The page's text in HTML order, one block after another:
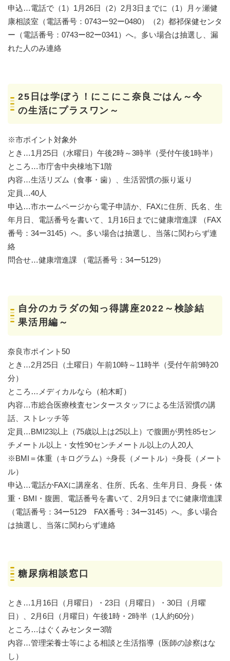
申込…電話で（1）1月26日（2）2月3日までに（1）月ヶ瀬健
康相談室（電話番号：0743ー92ー0480）（2）都祁保健センタ
ー（電話番号：0743ー82ー0341）へ。多い場合は抽選し、漏
れた人のみ連絡
25日は学ぼう！にこにこ奈良ごはん～今
の生活にプラスワン～
※市ポイント対象外
とき…1月25日（水曜日）午後2時～3時半（受付午後1時半）
ところ…市庁舎中央棟地下1階
内容…生活リズム（食事・歯）、生活習慣の振り返り
定員…40人
申込…市ホームページから電子申請か、FAXに住所、氏名、生
年月日、電話番号を書いて、1月16日までに健康増進課 （FAX
番号：34ー3145）へ。多い場合は抽選し、当落に関わらず連
絡
問合せ…健康増進課 （電話番号：34ー5129）
自分のカラダの知っ得講座2022～検診結
果活用編～
奈良市ポイント50
とき…2月25日（土曜日）午前10時～11時半（受付午前9時20
分）
ところ…メディカルなら（柏木町）
内容…市総合医療検査センタースタッフによる生活習慣の講
話、ストレッチ等
定員…BMI23以上（75歳以上は25以上）で腹囲が男性85セン
チメートル以上・女性90センチメートル以上の人20人
※BMI＝体重（キログラム）÷身長（メートル）÷身長（メート
ル）
申込…電話かFAXに講座名、住所、氏名、生年月日、身長・体
重・BMI・腹囲、電話番号を書いて、2月9日までに健康増進課
（電話番号：34ー5129 FAX番号：34ー3145）へ。多い場合
は抽選し、当落に関わらず連絡
糖尿病相談窓口
とき…1月16日（月曜日）・23日（月曜日）・30日（月曜
日）、2月6日（月曜日）午後1時・2時半（1人約60分）
ところ…はぐくみセンター3階
内容…管理栄養士等による相談と生活指導（医師の診察はな
し）